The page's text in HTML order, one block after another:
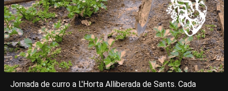
Jornada de curro a L'Horta Alliberada de Sants. Cada